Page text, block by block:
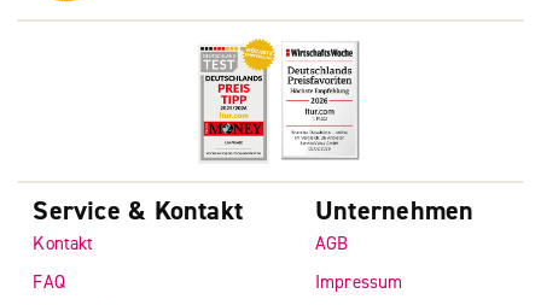
Service & Kontakt
Kontakt
FAQ
Unternehmen
AGB
Impressum